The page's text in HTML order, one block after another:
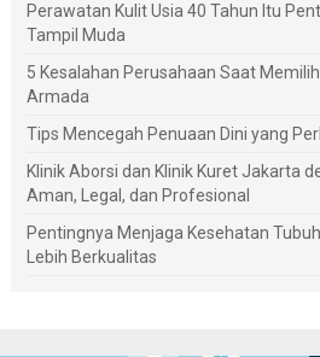
Perawatan Kulit Usia 40 Tahun Itu
Tampil Muda
5 Kesalahan Perusahaan Saat
Armada
Tips Mencegah Penuaan Dini yang
Klinik Aborsi dan Klinik Kuret Jakarta
Aman, Legal, dan Profesional
Pentingnya Menjaga Kesehatan
Lebih Berkualitas